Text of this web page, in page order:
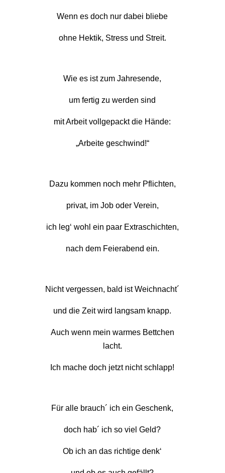
Wenn es doch nur dabei bliebe
ohne Hektik, Stress und Streit.
Wie es ist zum Jahresende,
um fertig zu werden sind
mit Arbeit vollgepackt die Hände:
„Arbeite geschwind!“
Dazu kommen noch mehr Pflichten,
privat, im Job oder Verein,
ich leg‘ wohl ein paar Extraschichten,
nach dem Feierabend ein.
Nicht vergessen, bald ist Weichnacht´
und die Zeit wird langsam knapp.
Auch wenn mein warmes Bettchen
lacht.
Ich mache doch jetzt nicht schlapp!
Für alle brauch´ ich ein Geschenk,
doch hab´ ich so viel Geld?
Ob ich an das richtige denk‘